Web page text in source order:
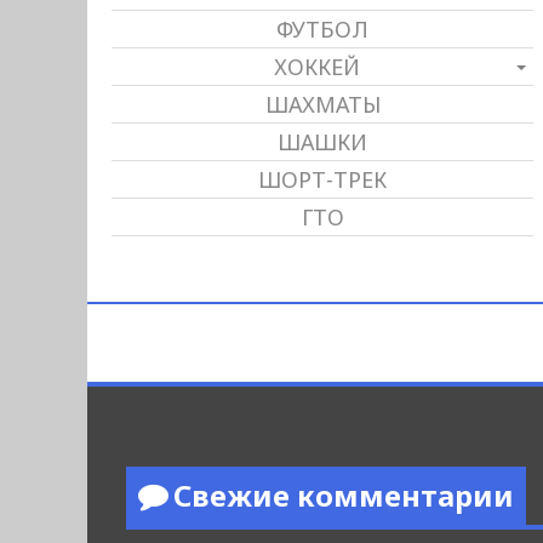
ФУТБОЛ
ХОККЕЙ
ШАХМАТЫ
ШАШКИ
ШОРТ-ТРЕК
ГТО
Свежие комментарии